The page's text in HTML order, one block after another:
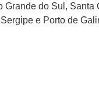
do Sul, Santa
e Porto de